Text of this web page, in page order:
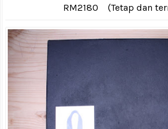
RM2180 (Tetap dan